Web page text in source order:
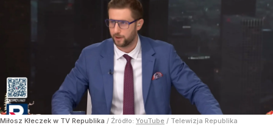
Miłosz Kłeczek w TV Republika / Źródło: YouTube / Telewizja Republika